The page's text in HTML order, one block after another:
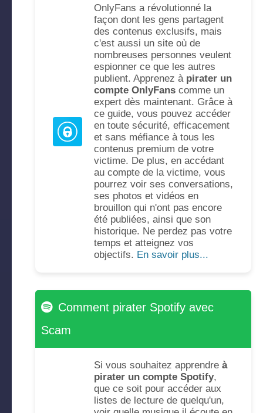
OnlyFans a révolutionné la
façon dont les gens partagent
des contenus exclusifs, mais
c'est aussi un site où de
nombreuses personnes veulent
espionner ce que les autres
publient. Apprenez à pirater un
compte OnlyFans comme un
expert dès maintenant. Grâce à
ce guide, vous pouvez accéder
en toute sécurité, efficacement
et sans méfiance à tous les
contenus premium de votre
victime. De plus, en accédant
au compte de la victime, vous
pourrez voir ses conversations,
ses photos et vidéos en
brouillon qui n'ont pas encore
été publiées, ainsi que son
historique. Ne perdez pas votre
temps et atteignez vos
objectifs. En savoir plus...
Comment pirater Spotify avec
Scam
Si vous souhaitez apprendre à
pirater un compte Spotify,
que ce soit pour accéder aux
listes de lecture de quelqu'un,